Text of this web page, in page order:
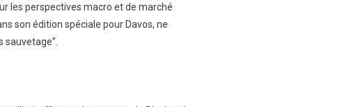
les perspectives macro et de marché
son édition spéciale pour Davos, ne